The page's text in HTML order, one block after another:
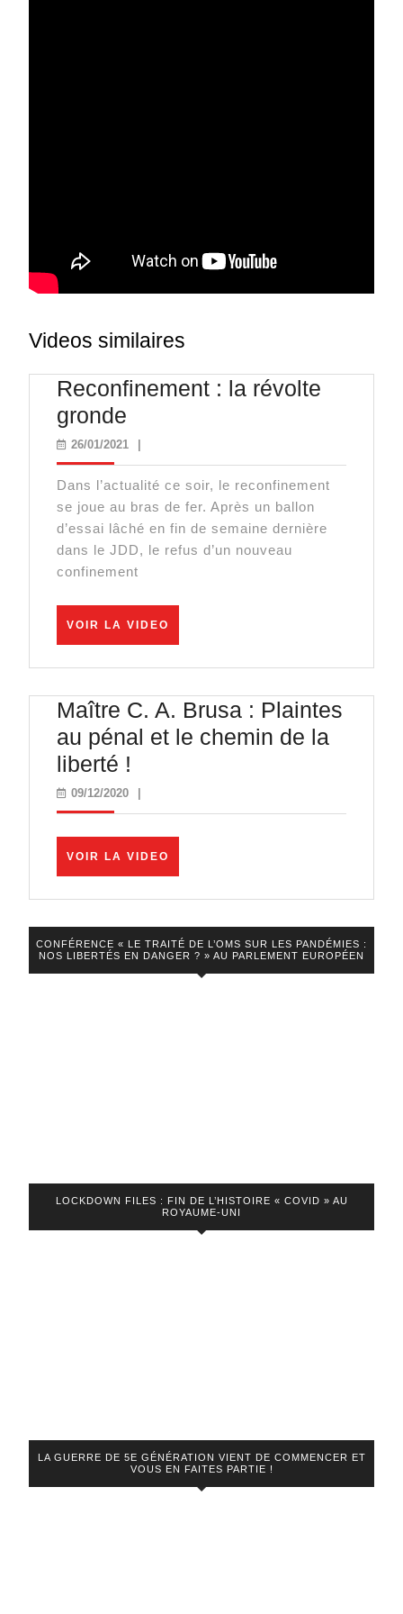
Videos similaires
Reconfinement : la révolte
gronde
:
la
révolte
gronde
26/01/202126/01/2021
Dans l’actualité ce soir, le reconfinement
se joue au bras de fer. Après un ballon
d’essai lâché en fin de semaine dernière
dans le JDD, le refus d’un nouveau
confinement
VOIR LA VIDEO
Maître C. A. Brusa : Plaintes
au pénal et le chemin de la
liberté !
C.
A.
Brusa
:
Plaintes
au
pénal
et
09/12/202009/12/2020
VOIR LA VIDEO
CONFÉRENCE « LE TRAITÉ DE L’OMS SUR LES PANDÉMIES :
NOS LIBERTÉS EN DANGER ? » AU PARLEMENT EUROPÉEN
LOCKDOWN FILES : FIN DE L’HISTOIRE « COVID » AU
ROYAUME-UNI
LA GUERRE DE 5E GÉNÉRATION VIENT DE COMMENCER ET
VOUS EN FAITES PARTIE !